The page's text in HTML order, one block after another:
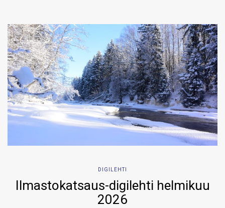
DIGILEHTI
Ilmastokatsaus-digilehti helmikuu
2026